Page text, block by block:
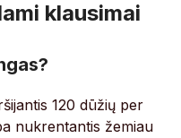
klausimai
120 dūžių per
nukrentantis žemiau